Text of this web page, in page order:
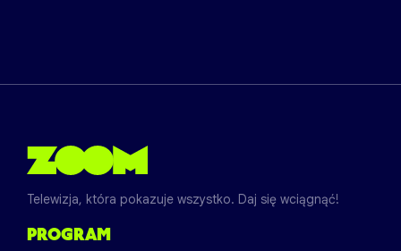
Telewizja, która pokazuje wszystko. Daj się wciągnąć!
PROGRAM